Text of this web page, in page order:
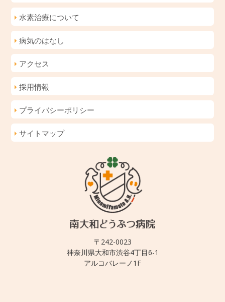
水素治療について
病気のはなし
アクセス
採用情報
プライバシーポリシー
サイトマップ
〒242-0023
神奈川県大和市渋谷4丁目6-1
アルコバレーノ1F